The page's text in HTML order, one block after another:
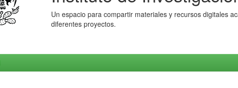
Un espacio para compartir materiales y recursos digitales
diferentes proyectos.